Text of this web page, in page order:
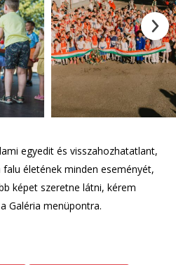
egyedit és visszahozhatatlant,
életének minden eseményét,
képet szeretne látni, kérem
Galéria menüpontra.